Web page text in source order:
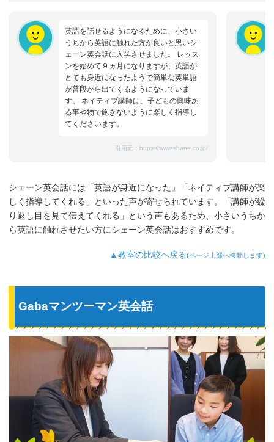
英語を話せるようになるために、小さい
うちから英語に触れた方が良いと思いシ
ェーン英会話に入学させました。 レッス
ンを始めて９ヵ月になりますが、英語が
とても身近になったようで簡単な英単語
が普段から出てくるようになっていま
す。 ネイティブ講師は、子どもの興味あ
る事や物で飽きないように楽しく指導し
てくださいます。
引用元： https://www.shane.co.jp/
シェーン英会話には「英語が身近になった」「ネイティブ講師が楽
しく指導してくれる」といった声が寄せられています。「講師が繰
り返し目を見て伝えてくれる」という声もあるため、小さいうちか
ら英語に触れさせたい方にシェーン英会話はおすすめです。
▲教室の比較へ戻る(ページ上部へ移動します)
Gabaマンツーマン英会話